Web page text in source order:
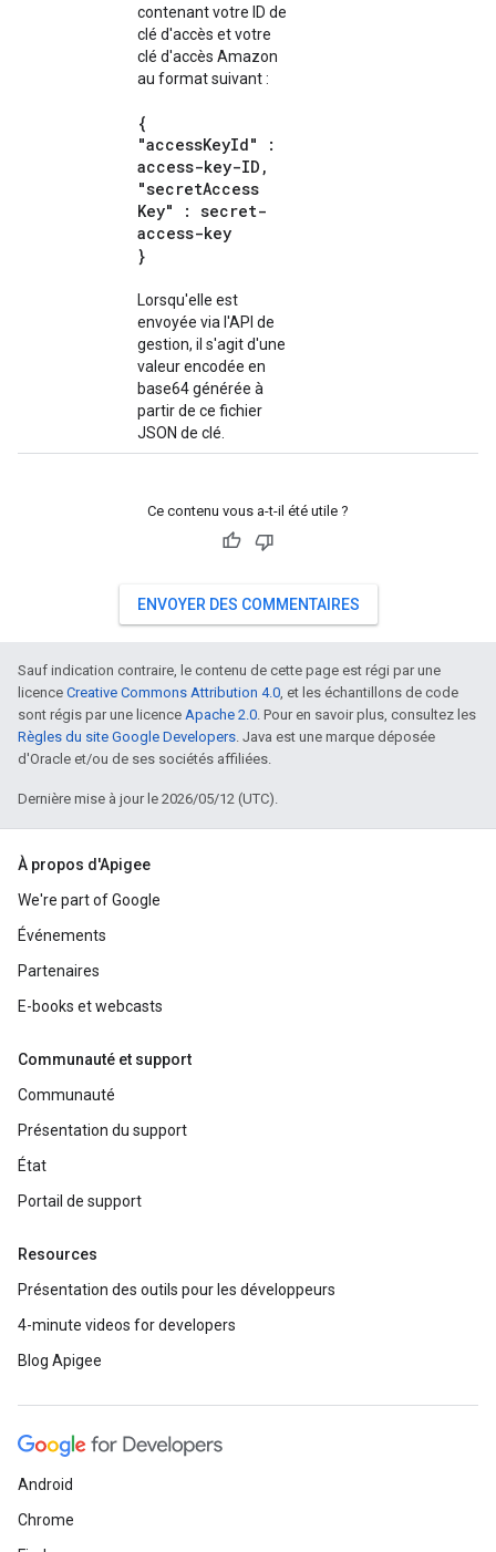
contenant votre ID de
clé d'accès et votre
clé d'accès Amazon
au format suivant :
{
"accessKeyId" :
access-key-ID ,
"secretAccess
Key" : secret-
access-key
}
Lorsqu'elle est
envoyée via l'API de
gestion, il s'agit d'une
valeur encodée en
base64 générée à
partir de ce fichier
JSON de clé.
Ce contenu vous a-t-il été utile ?
ENVOYER DES COMMENTAIRES
Sauf indication contraire, le contenu de cette page est régi par une
licence Creative Commons Attribution 4.0, et les échantillons de code
sont régis par une licence Apache 2.0. Pour en savoir plus, consultez les
Règles du site Google Developers. Java est une marque déposée
d'Oracle et/ou de ses sociétés affiliées.
Dernière mise à jour le 2026/05/12 (UTC).
À propos d'Apigee
We're part of Google
Événements
Partenaires
E-books et webcasts
Communauté et support
Communauté
Présentation du support
État
Portail de support
Resources
Présentation des outils pour les développeurs
4-minute videos for developers
Blog Apigee
Android
Chrome